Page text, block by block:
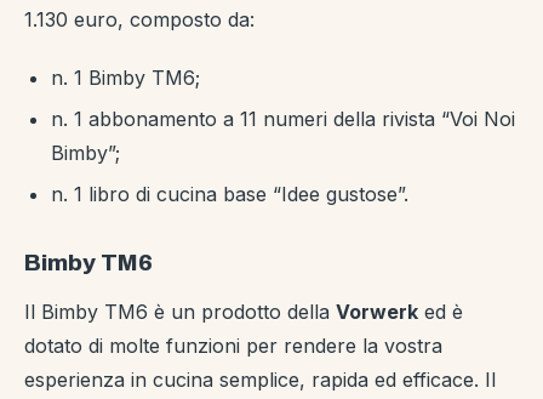
1.130 euro, composto da:
n. 1 Bimby TM6;
n. 1 abbonamento a 11 numeri della rivista “Voi Noi
Bimby”;
n. 1 libro di cucina base “Idee gustose”.
Bimby TM6
Il Bimby TM6 è un prodotto della Vorwerk ed è
dotato di molte funzioni per rendere la vostra
esperienza in cucina semplice, rapida ed efficace. Il